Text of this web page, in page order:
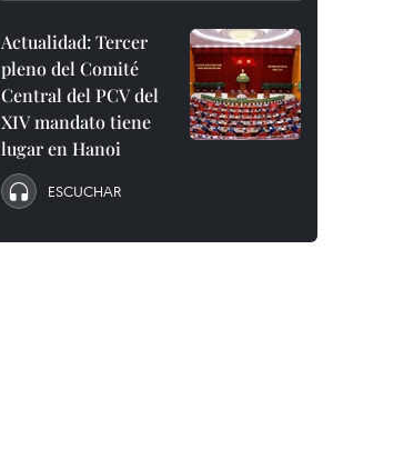
Actualidad: Tercer
pleno del Comité
Central del PCV del
XIV mandato tiene
lugar en Hanoi
ESCUCHAR